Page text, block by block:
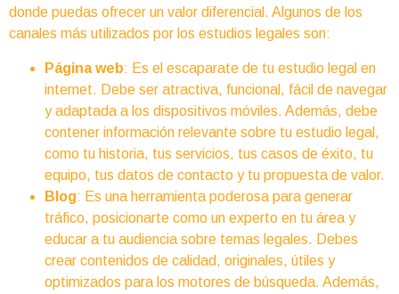
donde puedas ofrecer un valor diferencial. Algunos de los
canales más utilizados por los estudios legales son:
Página web: Es el escaparate de tu estudio legal en
internet. Debe ser atractiva, funcional, fácil de navegar
y adaptada a los dispositivos móviles. Además, debe
contener información relevante sobre tu estudio legal,
como tu historia, tus servicios, tus casos de éxito, tu
equipo, tus datos de contacto y tu propuesta de valor.
Blog: Es una herramienta poderosa para generar
tráfico, posicionarte como un experto en tu área y
educar a tu audiencia sobre temas legales. Debes
crear contenidos de calidad, originales, útiles y
optimizados para los motores de búsqueda. Además,